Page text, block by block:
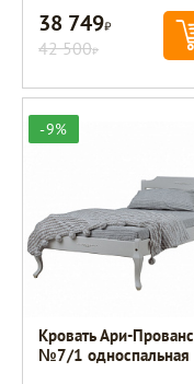
38 749Р
42 500Р
-9%
Кровать Ари-Прованс
№7/1 односпальная